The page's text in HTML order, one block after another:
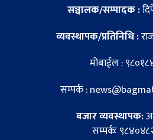
सञ्चालक/सम्पादक :
व्यवस्थापक/प्रतिनिधि :
मोबाईल :
सम्पर्क :
बजार व्यवस्थापक:
सम्पर्कः